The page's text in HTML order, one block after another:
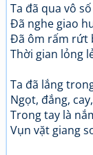
Ta đã qua vô
Đã nghe giao
Đã ôm rấm rứt
Thời gian lỏng
Ta đã lắng
Ngọt, đắng,
Trong tay là
Vụn vặt giang